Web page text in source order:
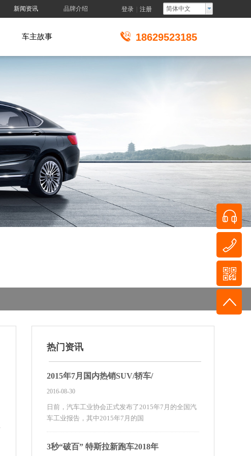
登录 注册
新闻资讯 品牌介绍 简体中文
18629523185
车主故事
热门资讯
2015年7月国内热销SUV/轿车/
2016-08-30
日前，汽车工业协会正式发布了2015年7月的全国汽
车工业报告，其中2015年7月的国
3秒“破百” 特斯拉新跑车2018年